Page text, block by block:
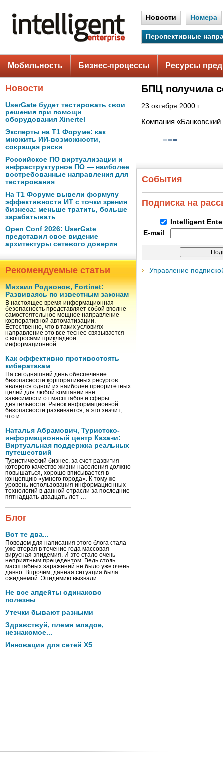
Новости Номера
Перспективные
Мобильность Бизнес-процессы Ресурсы
Новости
UserGate будет тестировать свои
решения при помощи
оборудования Xinertel
Эксперты на Т1 Форуме: как
множить ИИ-возможности,
сокращая риски
Российское ПО виртуализации и
инфраструктурное ПО — наиболее
востребованные направления для
тестирования
На Т1 Форуме вывели формулу
эффективности ИТ с точки зрения
бизнеса: меньше тратить, больше
зарабатывать
Open Conf 2026: UserGate
представил свое видение
архитектуры сетевого доверия
Рекомендуемые статьи
Михаил Родионов, Fortinet:
Развиваясь по известным законам
В настоящее время информационная
безопасность представляет собой вполне
самостоятельное мощное направление
корпоративной автоматизации.
Естественно, что в таких условиях
направление это все теснее связывается
с вопросами прикладной
информационной …
Как эффективно противостоять
кибератакам
На сегодняшний день обеспечение
безопасности корпоративных ресурсов
является одной из наиболее приоритетных
целей для любой компании вне
зависимости от масштабов и сферы
деятельности. Рынок информационной
безопасности развивается, а это значит,
что и …
Наталья Абрамович, Туристско-
информационный центр Казани:
Виртуальная поддержка реальных
путешествий
Туристический бизнес, за счет развития
которого качество жизни населения должно
повышаться, хорошо вписывается в
концепцию «умного города». К тому же
уровень использования информационных
технологий в данной отрасли за последние
пятнадцать-двадцать лет …
Блог
Вот те два...
Поводом для написания этого блога стала
уже вторая в течение года массовая
вирусная эпидемия. И это стало очень
неприятным прецедентом. Ведь столь
масштабных заражений не было уже очень
давно. Впрочем, данная ситуация была
ожидаемой. Эпидемию вызвали …
Не все апдейты одинаково
полезны
Утечки бывают разными
Здравствуй, племя младое,
незнакомое...
Инновации для сетей X5
БПЦ получила
23 октября 2000 г.
Компания
События
Подписка на
Intelligent
E-mail
Управление